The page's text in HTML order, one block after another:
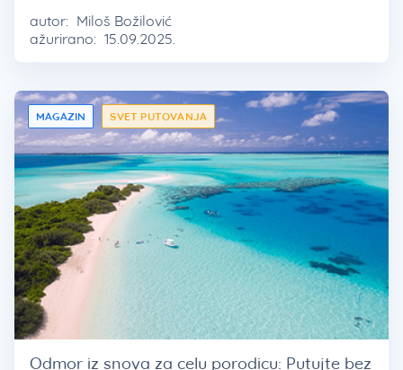
autor: Miloš Božilović
ažurirano: 15.09.2025.
MAGAZIN SVET PUTOVANJA
Odmor iz snova za celu porodicu: Putujte bez